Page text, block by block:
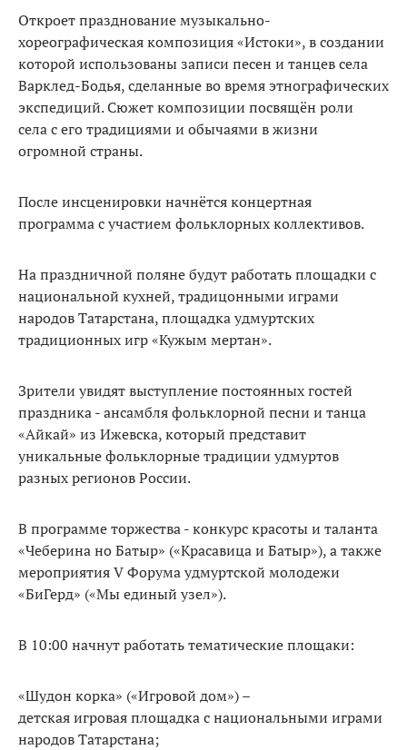
Откроет празднование музыкально-
хореографическая композиция «Истоки», в создании
которой использованы записи песен и танцев села
Варклед-Бодья, сделанные во время этнографических
экспедиций. Сюжет композиции посвящён роли
села с его традициями и обычаями в жизни
огромной страны.
После инсценировки начнётся концертная
программа с участием фольклорных коллективов.
На праздничной поляне будут работать площадки с
национальной кухней, традицонными играми
народов Татарстана, площадка удмуртских
традиционных игр «Кужым мертан».
Зрители увидят выступление постоянных гостей
праздника - ансамбля фольклорной песни и танца
«Айкай» из Ижевска, который представит
уникальные фольклорные традиции удмуртов
разных регионов России.
В программе торжества - конкурс красоты и таланта
«Чеберина но Батыр» («Красавица и Батыр»), а также
мероприятия V Форума удмуртской молодежи
«БиГерд» («Мы единый узел»).
В 10:00 начнут работать тематические площаки:
«Шудон корка» («Игровой дом») –
детская игровая площадка с национальными играми
народов Татарстана;